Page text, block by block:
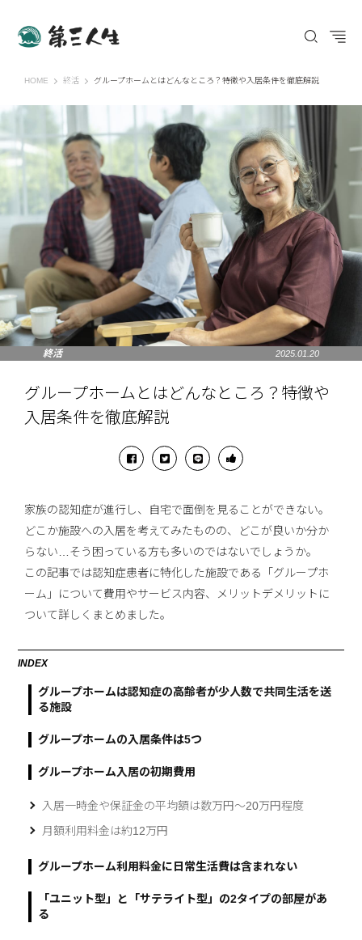
HOME 第三人生 〜寄り道の歩き方〜
終活 グループホームとはどんなところ？特徴や入居条件を徹底解説
終活 2025.01.20
グループホームとはどんなところ？特徴や
入居条件を徹底解説
家族の認知症が進行し、自宅で面倒を見ることができない。
どこか施設への入居を考えてみたものの、どこが良いか分か
らない…そう困っている方も多いのではないでしょうか。
この記事では認知症患者に特化した施設である「グループホ
ーム」について費用やサービス内容、メリットデメリットに
ついて詳しくまとめました。
INDEX
グループホームは認知症の高齢者が少人数で共同生活を送
る施設
グループホームの入居条件は5つ
グループホーム入居の初期費用
入居一時金や保証金の平均額は数万円～20万円程度
月額利用料金は約12万円
グループホーム利用料金に日常生活費は含まれない
「ユニット型」と「サテライト型」の2タイプの部屋があ
る